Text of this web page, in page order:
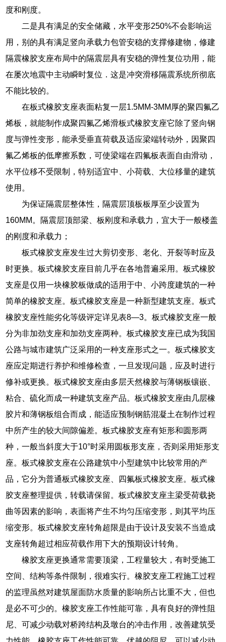
度和刚度。
二是具有满足的安全储藏，水平变形250%不会影响运
用，别的具有满足竖向承载力包管安稳的支撑修建物，修建
隔震橡胶支座布局中的隔震层具有安稳的弹性复位功用，能
在屡次地震中主动瞬时复位．这是冲突滑移隔震系统所彻底
不能比较的。
在板式橡胶支座表面粘复一层1.5MM-3MM厚的聚四氟乙
烯板，就能制作成聚四氟乙烯滑板式橡胶支座它除了竖向钢
度与弹性变形，能承受垂直荷载及适应梁端转动外，因聚四
氟乙烯板的低摩擦系数，可使梁端在四氟板表面自由滑动，
水平位移不受限制，特别适宜中、小荷载、大位移量的建筑
使用。
为保证隔震层整体性，隔震层顶板板厚至少设置为
160MM。隔震层顶部梁、板刚度和承载力，宜大于一般楼盖
的刚度和承载力；
板式橡胶支座发生过大剪切变形、老化、开裂等时应及
时更换。板式橡胶支座目前几乎在各地普遍采用。板式橡胶
支座是仅用一块橡胶板做成的适用于中、小跨度建筑的一种
简单的橡胶支座。板式橡胶支座是一种新型建筑支座。板式
橡胶支座性能劣化等级评定详见表8—3。板式橡胶支座一般
分为非加劲支座和加劲支座两种。板式橡胶支座已成为我国
公路与城市建筑广泛采用的一种支座形式之一。板式橡胶支
座应定期进行养护和维修检查，一旦发现问题，应及时进行
修补或更换。板式橡胶支座由多层天然橡胶与薄钢板镶嵌、
粘合、硫化而成一种建筑支座产品。板式橡胶支座由几层橡
胶片和薄钢板组合而成，能适应预制钢筋混凝土在制作过程
中所产生的较大间隙偏差。板式橡胶支座有矩形和圆形两
种，一般当斜度大于10°时采用圆板形支座，否则采用矩形支
座。板式橡胶支座在公路建筑中小型建筑中比较常用的产
品，它分为普通板式橡胶支座、四氟板式橡胶支座。板式橡
胶支座整理提供，转载请保留。板式橡胶支座主梁受荷载挠
曲等因素的影响，表面将产生不均匀压缩变形，则其平均压
缩变形。板式橡胶支座转角超限是由于设计及安装不当造成
支座转角超过相应荷载作用下大的预期设计转角。
橡胶支座更换通常需要顶梁，工程量较大，有时受施工
空间、结构等条件限制，很难实行。橡胶支座工程施工过程
的监理虽然对建筑屋面防水质量的影响所占比重不大，但也
是必不可少的。橡胶支座工作性能可靠，具有良好的弹性阻
尼、可减少动载对桥跨结构及墩台的冲击作用，改善建筑受